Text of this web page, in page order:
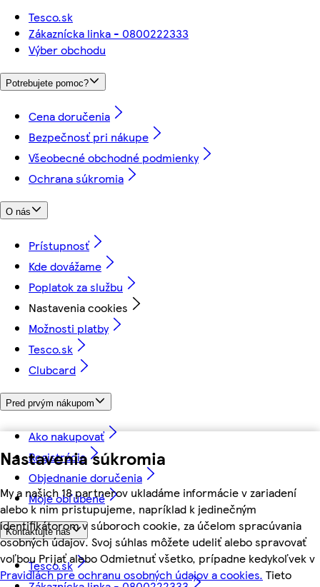
Nastavenia súkromia
My a našich 18 partnerov ukladáme informácie v zariadení
alebo k nim pristupujeme, napríklad k jedinečným
identifikátorom v súboroch cookie, za účelom spracúvania
osobných údajov. Svoj súhlas môžete udeliť alebo spravovať
voľbou Prijať alebo Odmietnuť všetko, prípadne kedykoľvek v
Pravidlách pre ochranu osobných údajov a cookies. Tieto
Tesco.sk
Zákaznícka linka - 0800222333
Výber obchodu
Potrebujete pomoc?
Cena doručenia
Bezpečnosť pri nákupe
Všeobecné obchodné podmienky
Ochrana súkromia
O nás
Prístupnosť
Kde dovážame
Poplatok za službu
Nastavenia cookies
Možnosti platby
Tesco.sk
Clubcard
Pred prvým nákupom
Ako nakupovať
Registrácia
Objednanie doručenia
Moje obľúbené
Kontaktujte nás
Tesco.sk